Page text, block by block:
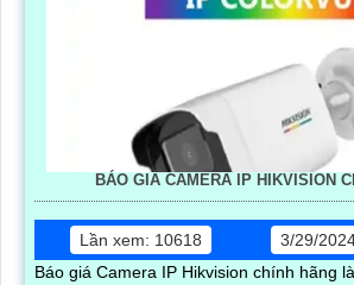
BÁO GIÁ CAMERA IP HIKVISION
Lần xem: 10618
3/29/
Báo giá Camera IP Hikvision chính hãng